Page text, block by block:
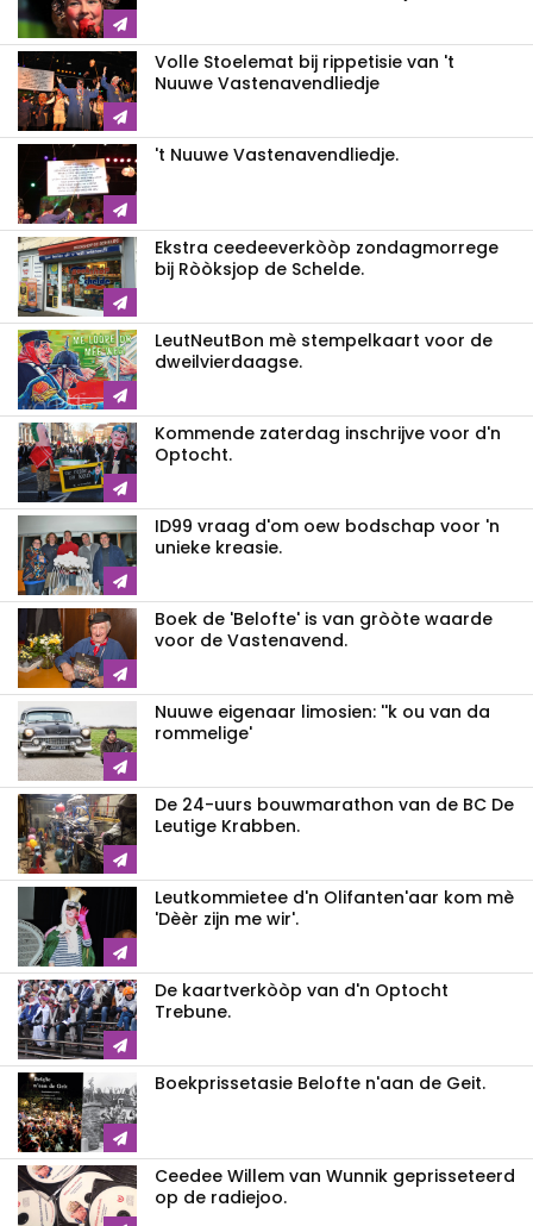
Volle Stoelemat bij rippetisie van 't
Nuuwe Vastenavendliedje
't Nuuwe Vastenavendliedje.
Ekstra ceedeeverkòòp zondagmorrege
bij Ròòksjop de Schelde.
LeutNeutBon mè stempelkaart voor de
dweilvierdaagse.
Kommende zaterdag inschrijve voor d'n
Optocht.
ID99 vraag d'om oew bodschap voor 'n
unieke kreasie.
Boek de 'Belofte' is van gròòte waarde
voor de Vastenavend.
Nuuwe eigenaar limosien: ''k ou van da
rommelige'
De 24-uurs bouwmarathon van de BC De
Leutige Krabben.
Leutkommietee d'n Olifanten'aar kom mè
'Dèèr zijn me wir'.
De kaartverkòòp van d'n Optocht
Trebune.
Boekprissetasie Belofte n'aan de Geit.
Ceedee Willem van Wunnik geprisseteerd
op de radiejoo.